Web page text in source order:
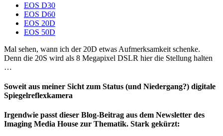
EOS D30
EOS D60
EOS 20D
EOS 50D
Mal sehen, wann ich der 20D etwas Aufmerksamkeit schenke.
Denn die 20S wird als 8 Megapixel DSLR hier die Stellung halten
…
Soweit aus meiner Sicht zum Status (und Niedergang?) digitale
Spiegelreflexkamera
Irgendwie passt dieser Blog-Beitrag aus dem Newsletter des
Imaging Media House zur Thematik. Stark gekürzt: